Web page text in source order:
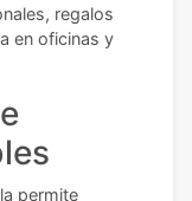
regalos
en oficinas y
permite